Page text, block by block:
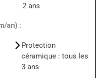
2 ans
an) :
Protection
céramique : tous les
3 ans